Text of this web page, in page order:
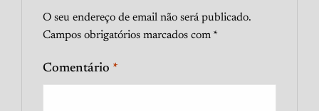
O seu endereço de email não será publicado.
Campos obrigatórios marcados com *
Comentário *